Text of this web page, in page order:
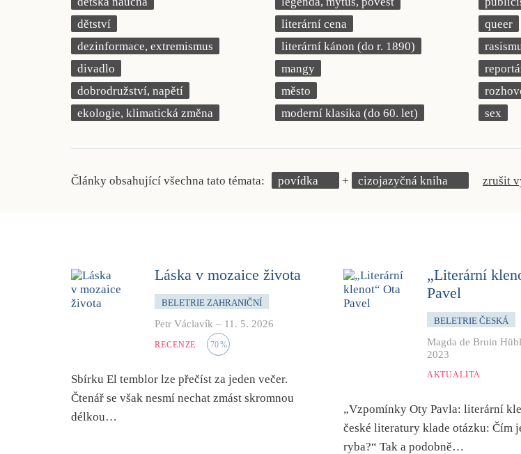
dětství
dezinformace, extremismus
divadlo
dobrodružství, napětí
ekologie, klimatická změna
literární cena
literární kánon (do r. 1890)
mangy
město
moderní klasika (do 60. let)
queer
sex
Články obsahující všechna tato témata: povídka cizojazyčná kniha zrušit
Láska v mozaice života
BELETRIE ZAHRANIČNÍ
Petr Václavík – 11. 5. 2026
RECENZE 70%
Sbírku El temblor lze přečíst za jeden večer.
Čtenář se však nesmí nechat zmást skromnou
délkou…
„Literární
Pavel
BELETRIE ČESKÁ
Magda de Bruin
2023
AKTUALITA
„Vzpomínky Oty Pavla: literární
české literatury klade otázku: Čím
ryba?“ Tak a podobně…